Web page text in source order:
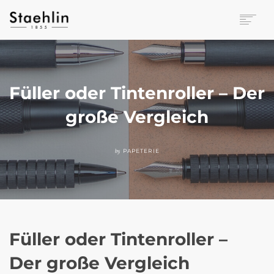
EINRICHTUNGSKULTUR
LEASING
UNTERNEHMEN
KONTAKT
Füller oder Tintenroller – Der
große Vergleich
by PAPETERIE
Füller oder Tintenroller –
Der große Vergleich